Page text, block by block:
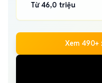
Từ 46,0 triệu
Xem 490+